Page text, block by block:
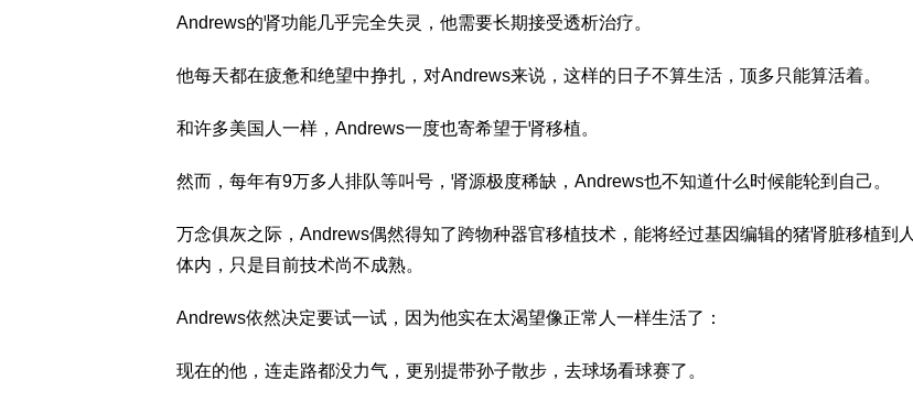
Andrews的肾功能几乎完全失灵，他需要长期接受透析治疗。
他每天都在疲惫和绝望中挣扎，对Andrews来说，这样的日子不算生活，顶多只能算活着。
和许多美国人一样，Andrews一度也寄希望于肾移植。
然而，每年有9万多人排队等叫号，肾源极度稀缺，Andrews也不知道什么时候能轮到自己。
万念俱灰之际，Andrews偶然得知了跨物种器官移植技术，能将经过基因编辑的猪肾脏移植到人
体内，只是目前技术尚不成熟。
Andrews依然决定要试一试，因为他实在太渴望像正常人一样生活了：
现在的他，连走路都没力气，更别提带孙子散步，去球场看球赛了。